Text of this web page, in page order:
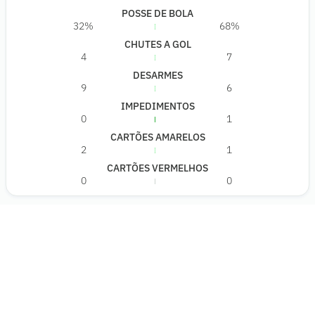
POSSE DE BOLA
32%
68%
CHUTES A GOL
4
7
DESARMES
9
6
IMPEDIMENTOS
0
1
CARTÕES AMARELOS
2
1
CARTÕES VERMELHOS
0
0